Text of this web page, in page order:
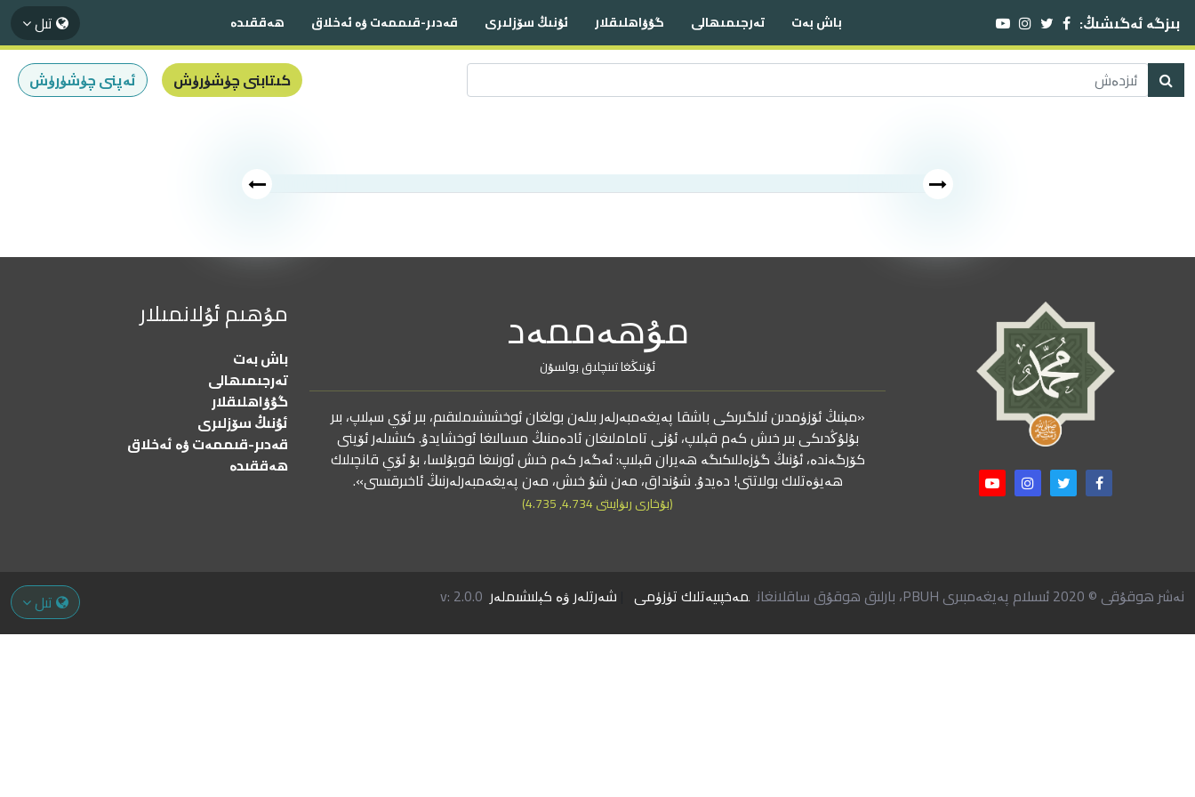
بىزگە ئەگىشىڭ: باش بەت تەرجىمىھالى گۇۋاھلىقلار ئۇنىڭ سۆزلىرى قەدىر-قىممەت ۋە ئەخلاق ھەققىدە تىل
كىتابنى چۈشۈرۈش ئەپنى چۈشۈرۈش
مۇھەممەد
ئۇنىڭغا تىنچلىق بولسۇن
«مېنىڭ ئۆزۈمدىن ئىلگىرىكى باشقا پەيغەمبەرلەر بىلەن بولغان ئوخشىشىملىقىم، بىر ئۆي سېلىپ، بىر
بۇلۇڭدىكى بىر خىش كەم قېلىپ، ئۇنى تاماملىغان ئادەمنىڭ مىسالىغا ئوخشايدۇ. كىشىلەر ئۆينى
كۆرگەندە، ئۇنىڭ گۈزەللىكىگە ھەيران قېلىپ: ئەگەر كەم خىش ئورنىغا قويۇلسا، بۇ ئۆي قانچىلىك
ھەيۋەتلىك بولاتتى! دەيدۇ. شۇنداق، مەن شۇ خىش، مەن پەيغەمبەرلەرنىڭ ئاخىرقىسى».
(بۇخارى رىۋايىتى 4.734, 4.735)
مۇھىم ئۇلانمىلار
باش بەت
تەرجىمىھالى
گۇۋاھلىقلار
ئۇنىڭ سۆزلىرى
قەدىر-قىممەت ۋە ئەخلاق
ھەققىدە
نەشر ھوقۇقى © 2020 ئىسلام پەيغەمبىرى PBUH، بارلىق ھوقۇق ساقلانغان مەخپىيەتلىك تۈزۈمى شەرتلەر ۋە كېلىشىملەر v: 2.0.0 تىل